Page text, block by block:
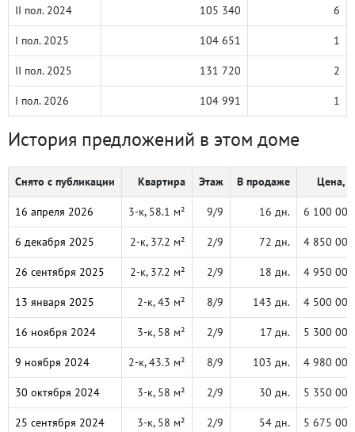
II пол. 2024 105 340 6
I пол. 2025 104 651 1
II пол. 2025 131 720 2
I пол. 2026 104 991 1
История предложений в этом доме
Снято с публикации Квартира Этаж В продаже Цена, ₽
16 апреля 2026 3-к, 58.1 м² 9/9 16 дн. 6 100 000
6 декабря 2025 2-к, 37.2 м² 2/9 72 дн. 4 850 000
26 сентября 2025 2-к, 37.2 м² 2/9 18 дн. 4 950 000
13 января 2025 2-к, 43 м² 8/9 143 дн. 4 500 000
16 ноября 2024 3-к, 58 м² 2/9 17 дн. 5 300 000
9 ноября 2024 2-к, 43.3 м² 8/9 103 дн. 4 980 000
30 октября 2024 3-к, 58 м² 2/9 30 дн. 5 350 000
25 сентября 2024 3-к, 58 м² 2/9 54 дн. 5 675 000